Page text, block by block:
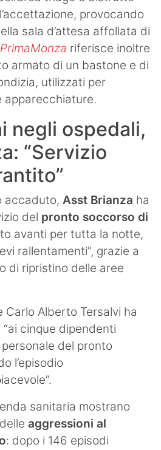
provocando
sala d’attesa affollata di
PrimaMonza riferisce inoltre
armato di un bastone e di
utilizzati per
apparecchiature.
negli ospedali,
“Servizio
accaduto, Asst Brianza ha
del pronto soccorso di
avanti per tutta la notte,
rallentamenti”, grazie a
di ripristino delle aree
Alberto Tersalvi ha
cinque dipendenti
del pronto
l’episodio
sanitaria mostrano
aggressioni al
: dopo i 146 episodi